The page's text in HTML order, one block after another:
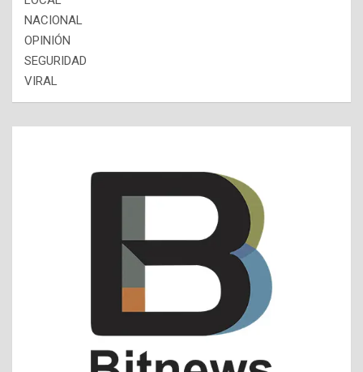
NACIONAL
OPINIÓN
SEGURIDAD
VIRAL